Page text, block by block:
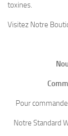
toxines.
Visitez Notre
Pour
Notre Standard